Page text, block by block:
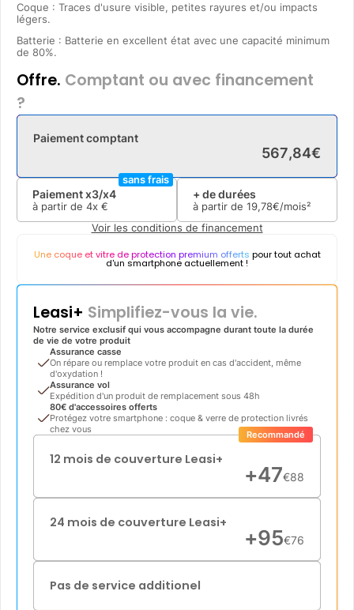
Coque : Traces d'usure visible, petites rayures et/ou impacts
légers.
Batterie : Batterie en excellent état avec une capacité minimum
de 80%.
Offre. Comptant ou avec financement
?
Paiement comptant
567,84€
Paiement x3/x4
à partir de 4x €
sans frais
+ de durées
à partir de 19,78€/mois²
Voir les conditions de financement
Une coque et vitre de protection premium offerts pour tout achat
d'un smartphone actuellement !
Leasi+ Simplifiez-vous la vie.
Notre service exclusif qui vous accompagne durant toute la durée
de vie de votre produit
Assurance casse
On répare ou remplace votre produit en cas d'accident, même
d'oxydation !
Assurance vol
Expédition d'un produit de remplacement sous 48h
80€ d'accessoires offerts
Protégez votre smartphone : coque & verre de protection livrés
chez vous
12 mois de couverture Leasi+
+47€88
Recommandé
24 mois de couverture Leasi+
+95€76
Pas de service additionel